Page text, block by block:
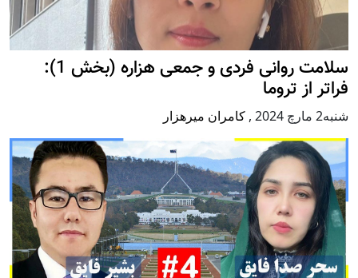
سلامت روانی فردی و جمعی هزاره (بخش 1):
فراتر از تروما
شنبه2 مارچ 2024 , کامران میرهزار